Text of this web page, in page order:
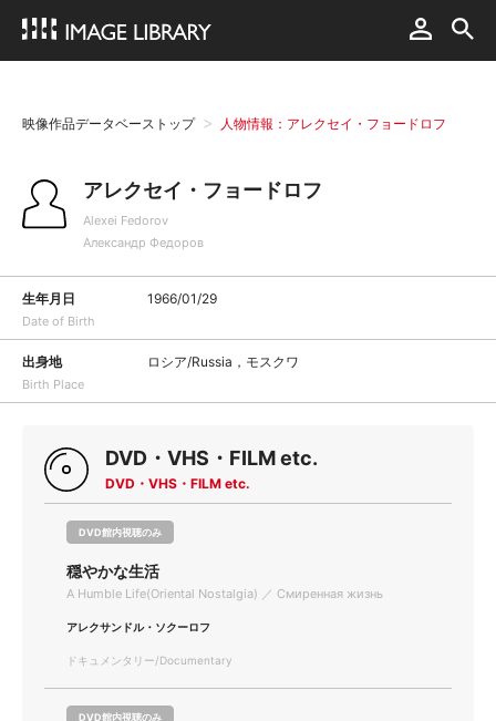
映像作品データベーストップ 人物情報：アレクセイ・フョードロフ
アレクセイ・フョードロフ
Alexei Fedorov
Александр Федоров
生年月日
Date of Birth
1966/01/29
出身地
Birth Place
ロシア/Russia，モスクワ
DVD・VHS・FILM etc.
DVD・VHS・FILM etc.
DVD館内視聴のみ
穏やかな生活
A Humble Life(Oriental Nostalgia) ／ Смиренная жизнь
アレクサンドル・ソクーロフ
ドキュメンタリー/Documentary
DVD館内視聴のみ